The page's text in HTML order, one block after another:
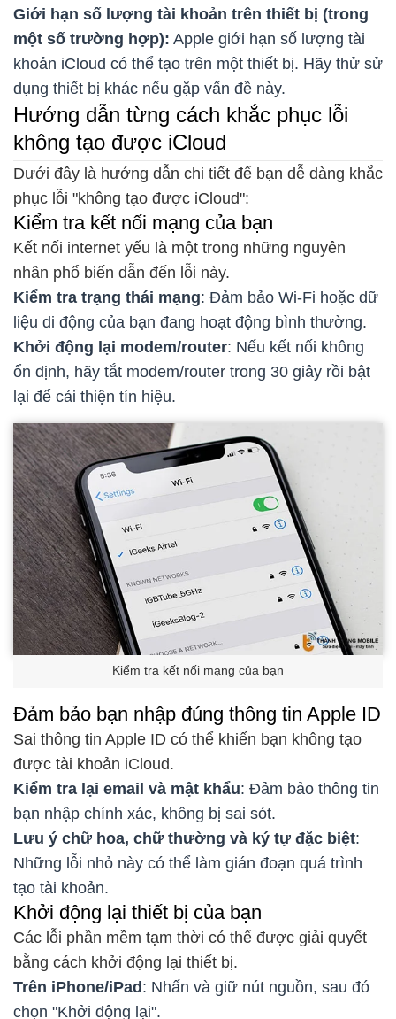
Giới hạn số lượng tài khoản trên thiết bị (trong
một số trường hợp): Apple giới hạn số lượng tài
khoản iCloud có thể tạo trên một thiết bị. Hãy thử sử
dụng thiết bị khác nếu gặp vấn đề này.
Hướng dẫn từng cách khắc phục lỗi
không tạo được iCloud
Dưới đây là hướng dẫn chi tiết để bạn dễ dàng khắc
phục lỗi "không tạo được iCloud":
Kiểm tra kết nối mạng của bạn
Kết nối internet yếu là một trong những nguyên
nhân phổ biến dẫn đến lỗi này.
Kiểm tra trạng thái mạng: Đảm bảo Wi-Fi hoặc dữ
liệu di động của bạn đang hoạt động bình thường.
Khởi động lại modem/router: Nếu kết nối không
ổn định, hãy tắt modem/router trong 30 giây rồi bật
lại để cải thiện tín hiệu.
Kiểm tra kết nối mạng của bạn
Đảm bảo bạn nhập đúng thông tin Apple ID
Sai thông tin Apple ID có thể khiến bạn không tạo
được tài khoản iCloud.
Kiểm tra lại email và mật khẩu: Đảm bảo thông tin
bạn nhập chính xác, không bị sai sót.
Lưu ý chữ hoa, chữ thường và ký tự đặc biệt:
Những lỗi nhỏ này có thể làm gián đoạn quá trình
tạo tài khoản.
Khởi động lại thiết bị của bạn
Các lỗi phần mềm tạm thời có thể được giải quyết
bằng cách khởi động lại thiết bị.
Trên iPhone/iPad: Nhấn và giữ nút nguồn, sau đó
chọn "Khởi động lại".